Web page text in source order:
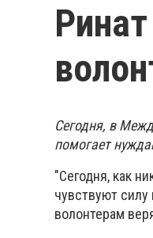
Сегодня, в
помогает
"Сегодня, как
чувствуют
волонтерам